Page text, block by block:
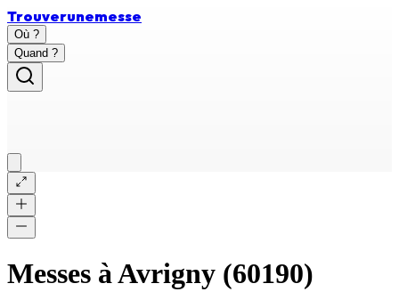
Trouverunemesse
Où ?
Quand ?
Messes àAvrigny (60190)